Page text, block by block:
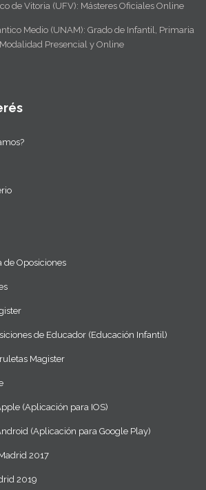
de Vitoria (UFV): Másteres Oficiales Online
Medio (UNAM): Grado de Infantil, Primaria
Presencial y Online
Oposiciones
de Educador (Educación Infantil)
Magister
(Aplicación para IOS)
(Aplicación para Google Play)
2017
2019